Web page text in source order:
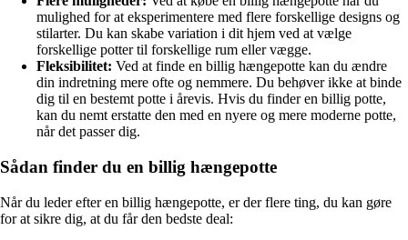
mulighed for at eksperimentere med flere forskellige designs og
stilarter. Du kan skabe variation i dit hjem ved at vælge
forskellige potter til forskellige rum eller vægge.
Fleksibilitet: Ved at finde en billig hængepotte kan du ændre
din indretning mere ofte og nemmere. Du behøver ikke at binde
dig til en bestemt potte i årevis. Hvis du finder en billig potte,
kan du nemt erstatte den med en nyere og mere moderne potte,
når det passer dig.
Sådan finder du en billig hængepotte
Når du leder efter en billig hængepotte, er der flere ting, du kan gøre
for at sikre dig, at du får den bedste deal: